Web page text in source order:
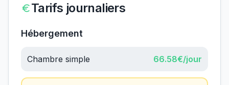
Tarifs journaliers
Hébergement
Chambre simple 66.58€/jour